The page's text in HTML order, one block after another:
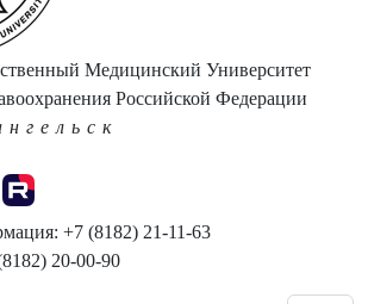
Медицинский Университет
Российской Федерации
+7 (8182) 21-11-63
20-00-90